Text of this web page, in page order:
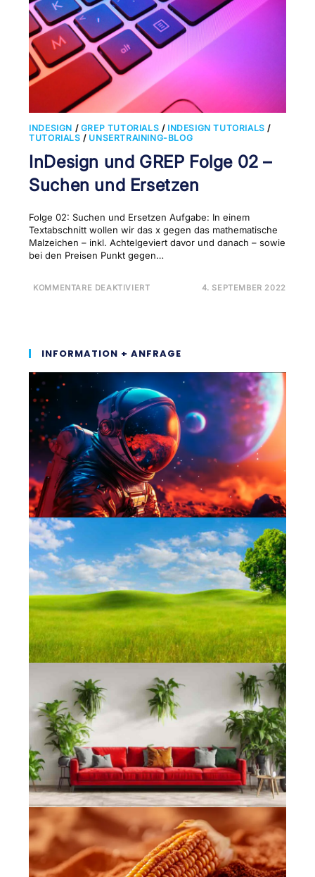
INDESIGN / GREP TUTORIALS / INDESIGN TUTORIALS /
TUTORIALS / UNSERTRAINING-BLOG
InDesign und GREP Folge 02 –
Suchen und Ersetzen
Folge 02: Suchen und Ersetzen Aufgabe: In einem
Textabschnitt wollen wir das x gegen das mathematische
Malzeichen – inkl. Achtelgeviert davor und danach – sowie
bei den Preisen Punkt gegen…
KOMMENTARE DEAKTIVIERTFÜR
SUCHEN
UND
ERSETZEN
4. SEPTEMBER 2022
INFORMATION + ANFRAGE